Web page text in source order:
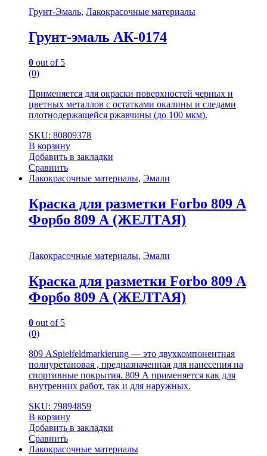
Грунт-Эмаль, Лакокрасочные материалы
Грунт-эмаль АК-0174
0 out of 5
(0)
Применяется для окраски поверхностей черных и
цветных металлов с остатками окалины и следами
плотнодержащейся ржавчины (до 100 мкм).
SKU: 80809378
В корзину
Добавить в закладки
Сравнить
Лакокрасочные материалы, Эмали
Краска для разметки Forbo 809 А
Форбо 809 А (ЖЕЛТАЯ)
Лакокрасочные материалы, Эмали
Краска для разметки Forbo 809 А
Форбо 809 А (ЖЕЛТАЯ)
0 out of 5
(0)
809 АSpielfeldmarkierung — это двухкомпонентная
полиуретановая , предназначенная для нанесения на
спортивные покрытия. 809 А применяется как для
внутренних работ, так и для наружных.
SKU: 79894859
В корзину
Добавить в закладки
Сравнить
Лакокрасочные материалы